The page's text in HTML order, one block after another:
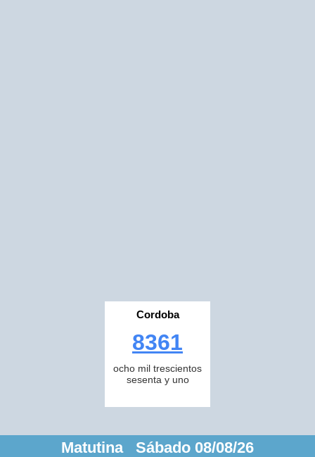
Cordoba
8361
ocho mil trescientos
sesenta y uno
Matutina Sábado 08/08/26